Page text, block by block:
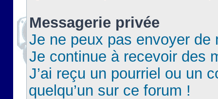
Messagerie privée
Je ne peux pas envoyer de
Je continue à recevoir des
J’ai reçu un pourriel ou un
quelqu’un sur ce forum !